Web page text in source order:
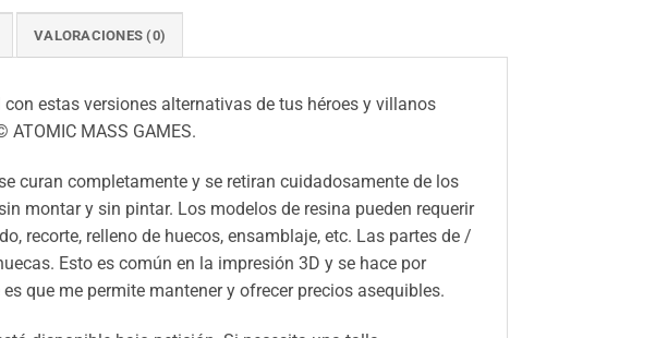
VALORACIONES (0)
estas versiones alternativas de tus héroes y villanos
ATOMIC MASS GAMES.
curan completamente y se retiran cuidadosamente de los
montar y sin pintar. Los modelos de resina pueden requerir
recorte, relleno de huecos, ensamblaje, etc. Las partes de /
Esto es común en la impresión 3D y se hace por
que me permite mantener y ofrecer precios asequibles.